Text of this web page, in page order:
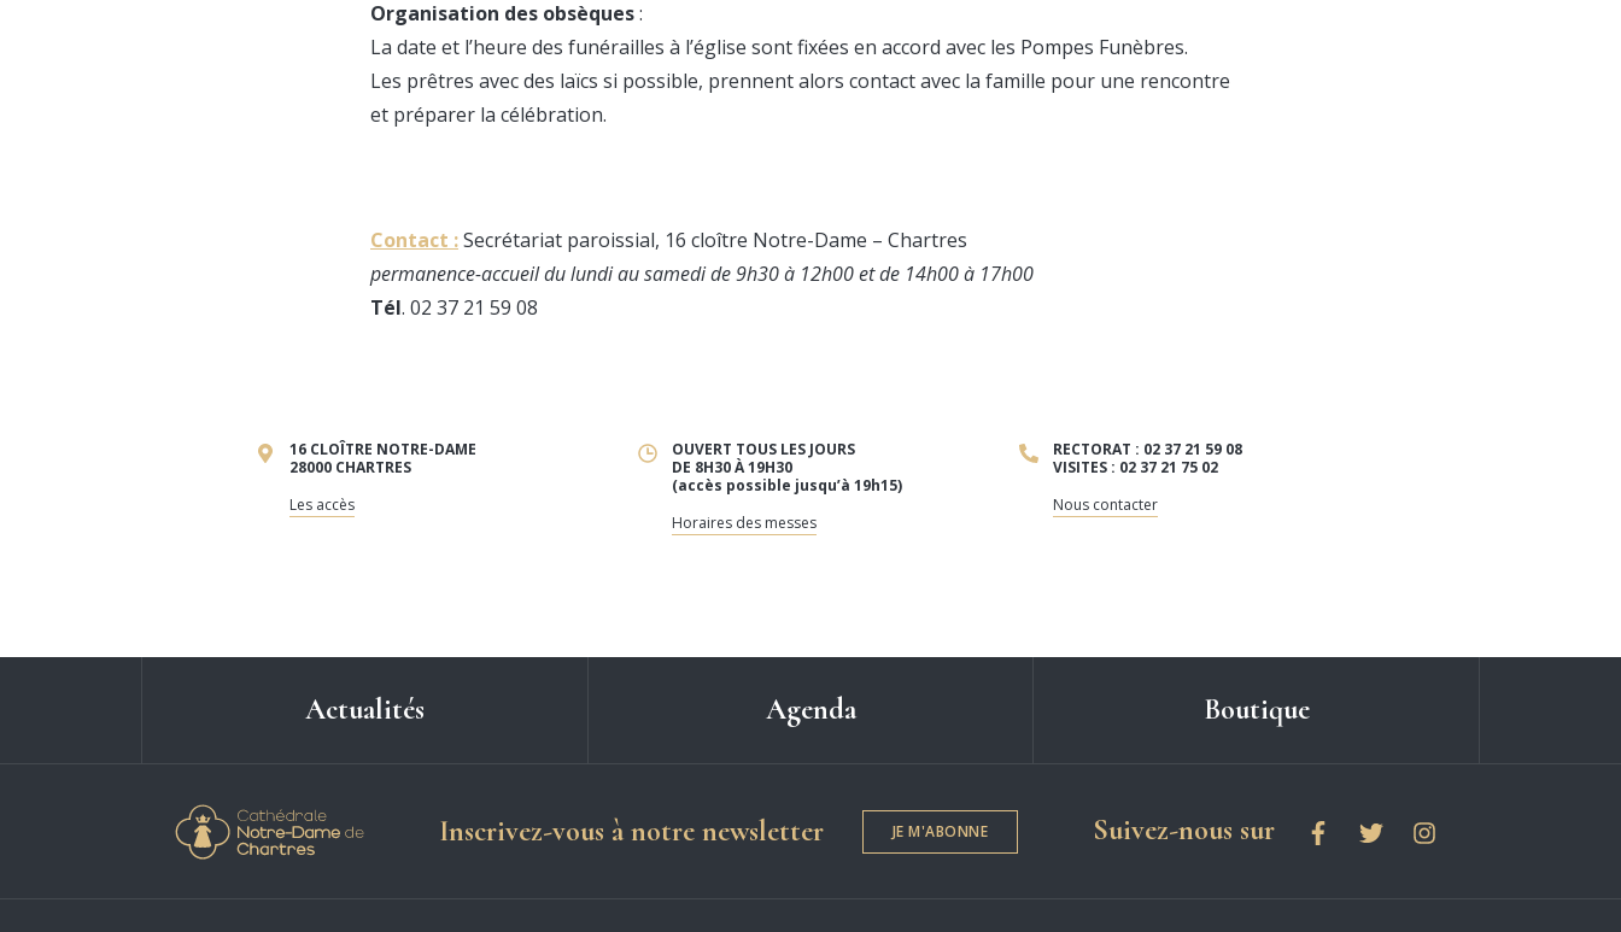
Organisation des obsèques:
La date et l’heure des funérailles à l’église sont fixées en accord avec les Pompes Funèbres.
Les prêtres avec des laïcs si possible, prennent alors contact avec la famille pour une rencontre
et préparer la célébration.
Contact :Secrétariat paroissial, 16 cloître Notre-Dame – Chartres
permanence-accueil du lundi au samedi de 9h30 à 12h00 et de 14h00 à 17h00
Tél. 02 37 21 59 08
16 CLOÎTRE NOTRE-DAME
28000 CHARTRES
Les accès
OUVERT TOUS LES JOURS
DE 8H30 À 19H30
(accès possible jusqu’à 19h15)
Horaires des messes
RECTORAT : 02 37 21 59 08
VISITES : 02 37 21 75 02
Nous contacter
Actualités Agenda Boutique
Cathédrale Notre-Dame de Chartres
Inscrivez-vous à notre newsletter JE M'ABONNE Suivez-nous surles réseaux sociaux
FacebookTwitterInstagram